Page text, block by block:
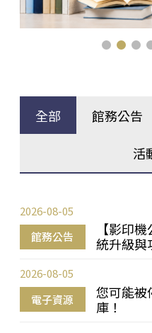
全部 館務公告
活
館務公告
【影印
統升級與
2026-08-05
電子資源
您可能被
庫！
2026-08-05